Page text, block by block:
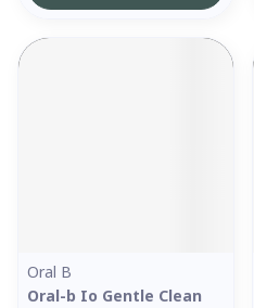
Oral B
Oral-b Io Gentle Clean